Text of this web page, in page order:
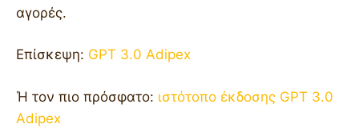
αγορές.
Επίσκεψη: GPT 3.0 Adipex
Ή τον πιο πρόσφατο: ιστότοπο έκδοσης GPT 3.0
Adipex